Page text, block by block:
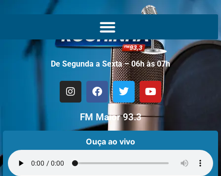
De Segunda a Sexta – 06h às 07h
FM Maior 93.3
Ouça ao vivo